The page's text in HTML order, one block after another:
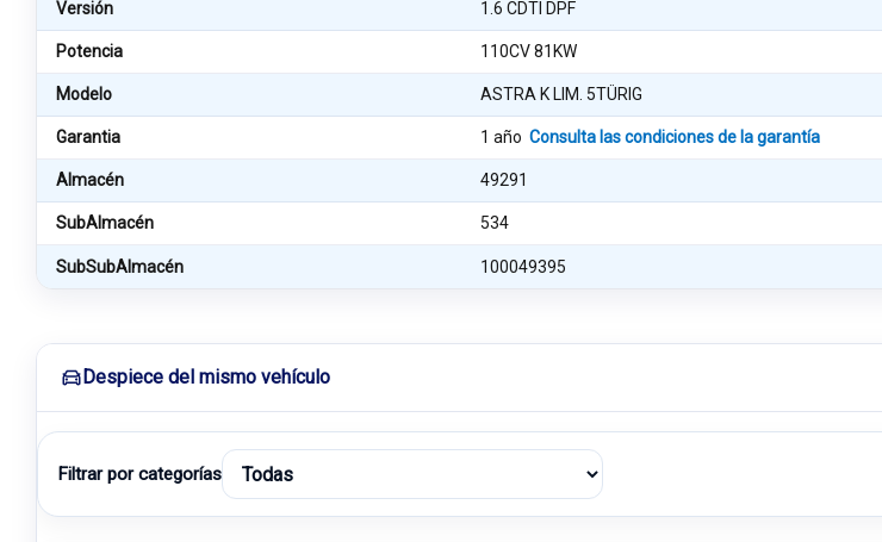
Versión 1.6 CDTI DPF
Potencia 110CV 81KW
Modelo ASTRA K LIM. 5TÜRIG
Garantia 1 añoConsulta las condiciones de la garantía
Almacén 49291
SubAlmacén 534
SubSubAlmacén 100049395
Despiece del mismo vehículo
Filtrar por categorías